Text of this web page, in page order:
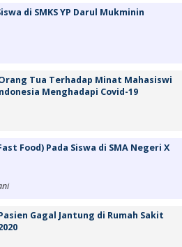
di SMKS YP Darul Mukminin
Tua Terhadap Minat Mahasiswi
Menghadapi Covid-19
Food) Pada Siswa di SMA Negeri X
Gagal Jantung di Rumah Sakit